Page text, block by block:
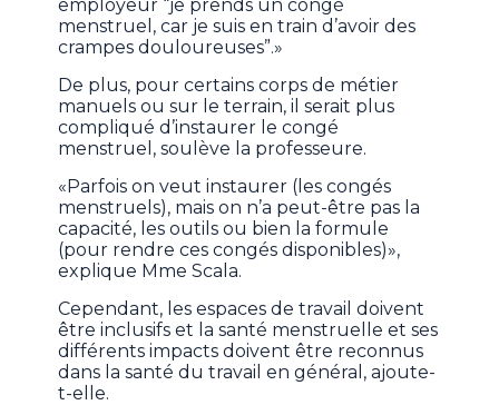
employeur “je prends un congé
menstruel, car je suis en train d’avoir des
crampes douloureuses”.»
De plus, pour certains corps de métier
manuels ou sur le terrain, il serait plus
compliqué d’instaurer le congé
menstruel, soulève la professeure.
«Parfois on veut instaurer (les congés
menstruels), mais on n’a peut-être pas la
capacité, les outils ou bien la formule
(pour rendre ces congés disponibles)»,
explique Mme Scala.
Cependant, les espaces de travail doivent
être inclusifs et la santé menstruelle et ses
différents impacts doivent être reconnus
dans la santé du travail en général, ajoute-
t-elle.